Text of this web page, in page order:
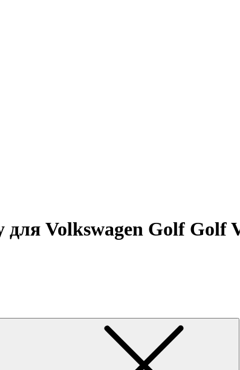
Volkswagen Golf Golf